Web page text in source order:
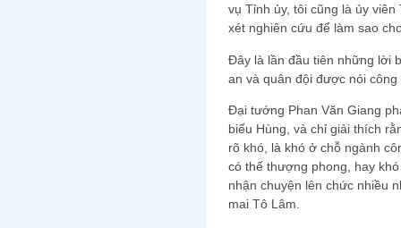
vụ Tỉnh ủy, tôi cũng là ủy
xét nghiên cứu để làm sao
Đây là lần đầu tiên những lời
an và quân đội được nói
Đại tướng Phan Văn Giang
biểu Hùng, và chỉ giải thích
rõ khó, là khó ở chỗ ngành
có thế thượng phong, hay
nhận chuyện lên chức nhiều
mai Tô Lâm.